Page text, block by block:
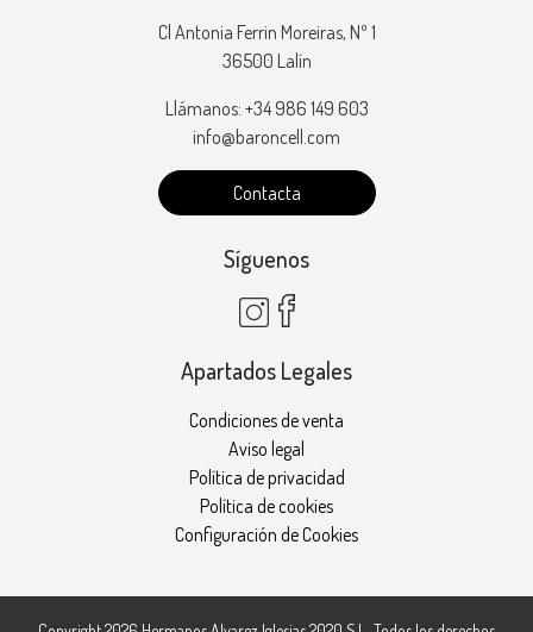
Cl Antonia Ferrin Moreiras, Nº 1
36500 Lalín
Llámanos: +34 986 149 603
info@baroncell.com
Contacta
Síguenos
Apartados Legales
Condiciones de venta
Aviso legal
Política de privacidad
Política de cookies
Configuración de Cookies